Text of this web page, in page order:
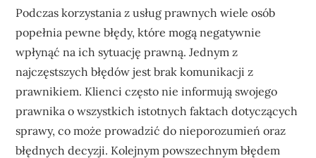
Podczas korzystania z usług prawnych wiele osób
popełnia pewne błędy, które mogą negatywnie
wpłynąć na ich sytuację prawną. Jednym z
najczęstszych błędów jest brak komunikacji z
prawnikiem. Klienci często nie informują swojego
prawnika o wszystkich istotnych faktach dotyczących
sprawy, co może prowadzić do nieporozumień oraz
błędnych decyzji. Kolejnym powszechnym błędem